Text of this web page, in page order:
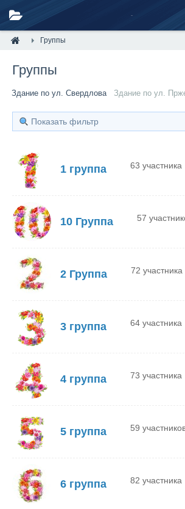
Группы
Группы
Здание по ул. Свердлова Здание по ул.
Показать фильтр
1 группа 63 участника
10 Группа 57
2 Группа 72 участника
3 группа 64 участника
4 группа 73 участника
5 группа 59
6 группа 82 участника